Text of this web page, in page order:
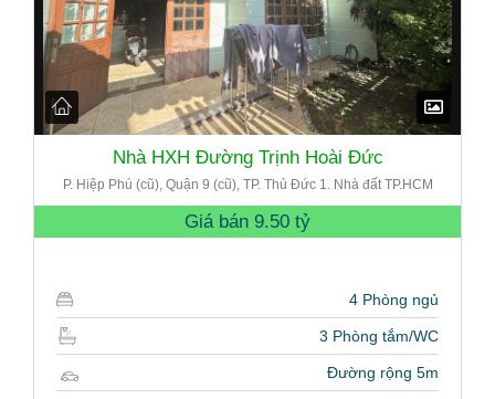
Nhà HXH Đường Trịnh Hoài Đức
P. Hiệp Phú (cũ), Quận 9 (cũ), TP. Thủ Đức 1. Nhà đất TP.HCM
Giá bán 9.50 tỷ
4 Phòng ngủ
3 Phòng tắm/WC
Đường rộng 5m